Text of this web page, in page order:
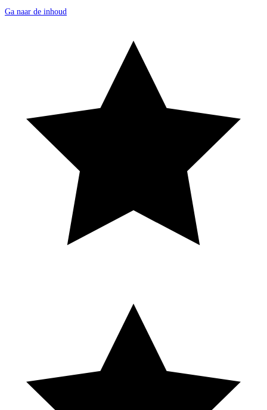
Ga naar de inhoud